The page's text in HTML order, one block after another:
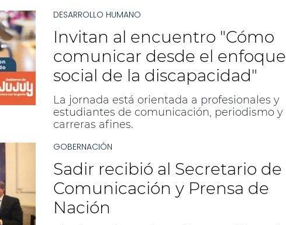
DESARROLLO HUMANO
Invitan al encuentro "Cómo
comunicar desde el enfoque
social de la discapacidad"
La jornada está orientada a profesionales y
estudiantes de comunicación, periodismo y
carreras afines.
GOBERNACIÓN
Sadir recibió al Secretario de
Comunicación y Prensa de
Nación